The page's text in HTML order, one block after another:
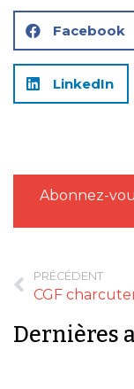
Facebook
LinkedIn
Abonnez-
PRÉCÉDENT
CGF
Dernières